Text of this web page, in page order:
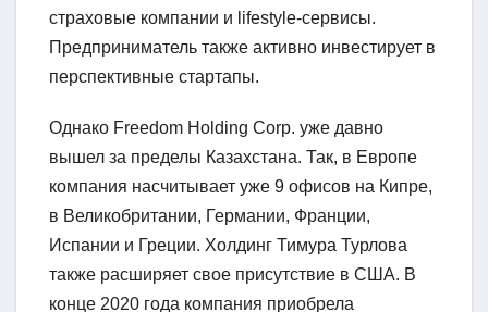
страховые компании и lifestyle-сервисы.
Предприниматель также активно инвестирует в
перспективные стартапы.
Однако Freedom Holding Corp. уже давно
вышел за пределы Казахстана. Так, в Европе
компания насчитывает уже 9 офисов на Кипре,
в Великобритании, Германии, Франции,
Испании и Греции. Холдинг Тимура Турлова
также расширяет свое присутствие в США. В
конце 2020 года компания приобрела